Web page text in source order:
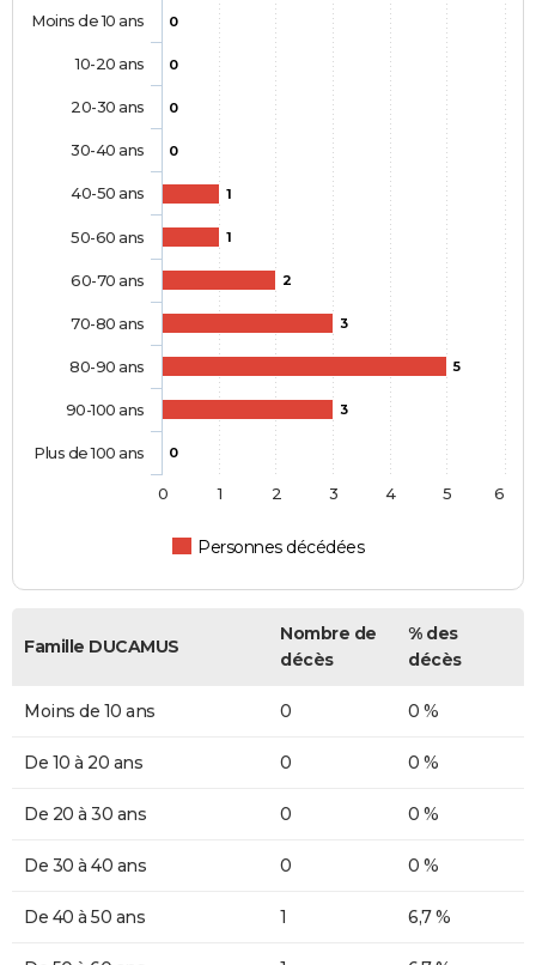
0
0
0
0
1
1
2
3
5
3
0
Personnes décédées
Moins de 10 ans
10-20 ans
20-30 ans
30-40 ans
40-50 ans
50-60 ans
60-70 ans
70-80 ans
80-90 ans
90-100 ans
Plus de 100 ans
0 1 2 3 4 5 6
Famille DUCAMUS
Nombre de
décès
% des
décès
Moins de 10 ans 0 0 %
De 10 à 20 ans 0 0 %
De 20 à 30 ans 0 0 %
De 30 à 40 ans 0 0 %
De 40 à 50 ans 1 6,7 %